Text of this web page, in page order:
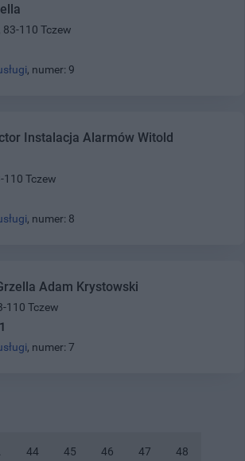
83-110 Tczew
, numer: 9
Instalacja Alarmów Witold
110 Tczew
, numer: 8
Adam Krystowski
110 Tczew
, numer: 7
44 45 46 47 48